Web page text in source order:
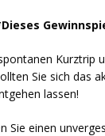
Kurztrip
Sie sich das
lassen!
Sie einen